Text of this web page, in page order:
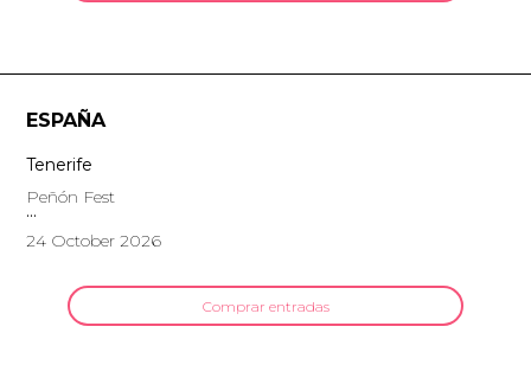
ESPAÑA
Tenerife
Peñón Fest
24 October 2026
Comprar entradas